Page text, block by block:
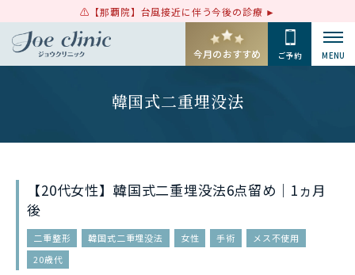
【那覇院】台風接近に伴う今後の診療
今月のおすすめ ご予約 MENU
韓国式二重埋没法
【20代女性】韓国式二重埋没法6点留め｜1ヵ月
後
二重整形 韓国式二重埋没法 女性 手術
メス不使用
20歳代